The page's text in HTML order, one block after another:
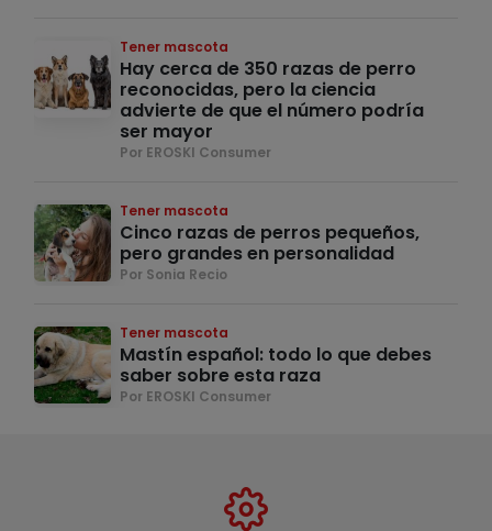
Tener mascota
Hay cerca de 350 razas de perro
reconocidas, pero la ciencia
advierte de que el número podría
ser mayor
Por EROSKI Consumer
Tener mascota
Cinco razas de perros pequeños,
pero grandes en personalidad
Por Sonia Recio
Tener mascota
Mastín español: todo lo que debes
saber sobre esta raza
Por EROSKI Consumer